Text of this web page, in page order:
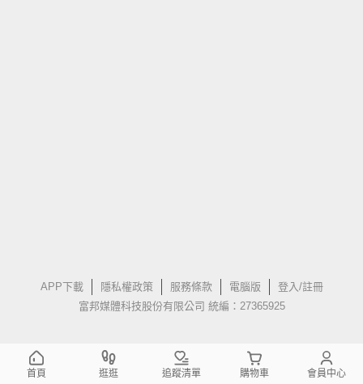
APP下載 隱私權政策 服務條款 電腦版
登入/註冊
富邦媒體科技股份有限公司 統編：27365925
首頁 逛逛 追蹤清單 購物車 會員中心